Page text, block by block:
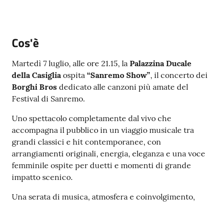
t
a
m
e
t
e
o
V
i
s
i
t
Cos'è
Martedì 7 luglio, alle ore 21.15, la Palazzina Ducale
della Casigliaospita “Sanremo Show”, il concerto dei
Borghi Bros dedicato alle canzoni più amate del
Festival di Sanremo.
Uno spettacolo completamente dal vivo che
accompagna il pubblico in un viaggio musicale tra
grandi classici e hit contemporanee, con
arrangiamenti originali, energia, eleganza e una voce
femminile ospite per duetti e momenti di grande
impatto scenico.
Una serata di musica, atmosfera e coinvolgimento,